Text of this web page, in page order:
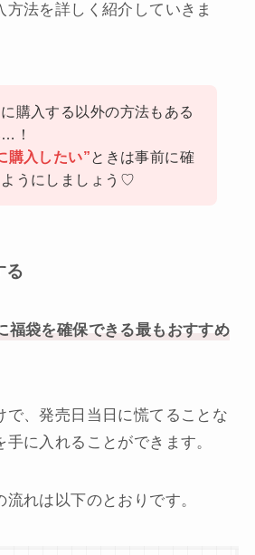
方法を詳しく紹介していきま
購入する以外の方法もある
！
購入したい” ときは事前に確
うにしましょう♡
る
福袋を確保できる最もおすすめ
で、発売日当日に慌てることな
手に入れることができます。
れは以下のとおりです。